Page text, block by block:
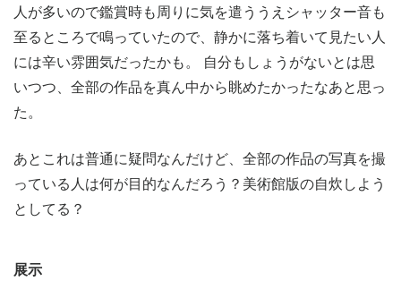
人が多いので鑑賞時も周りに気を遣ううえシャッター音も
至るところで鳴っていたので、静かに落ち着いて見たい人
には辛い雰囲気だったかも。 自分もしょうがないとは思
いつつ、全部の作品を真ん中から眺めたかったなあと思っ
た。
あとこれは普通に疑問なんだけど、全部の作品の写真を撮
っている人は何が目的なんだろう？美術館版の自炊しよう
としてる？
展示